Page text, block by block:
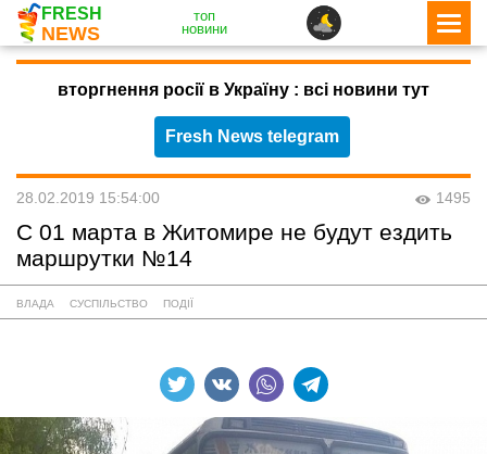
FRESH
NEWS
топ
новини
вторгнення росії в Україну : всі новини тут
Fresh News telegram
28.02.2019 15:54:00 1495
С 01 марта в Житомире не будут ездить
маршрутки №14
ВЛАДА СУСПІЛЬСТВО ПОДІЇ